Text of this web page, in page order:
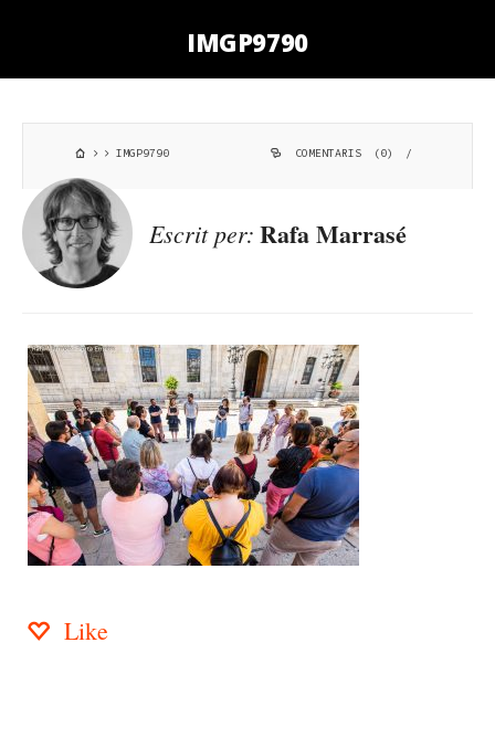
IMGP9790
IMGP9790 COMENTARIS (0) /
Escrit per: Rafa Marrasé
Like